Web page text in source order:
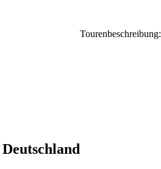
Tourenbeschreibung:
Deutschland